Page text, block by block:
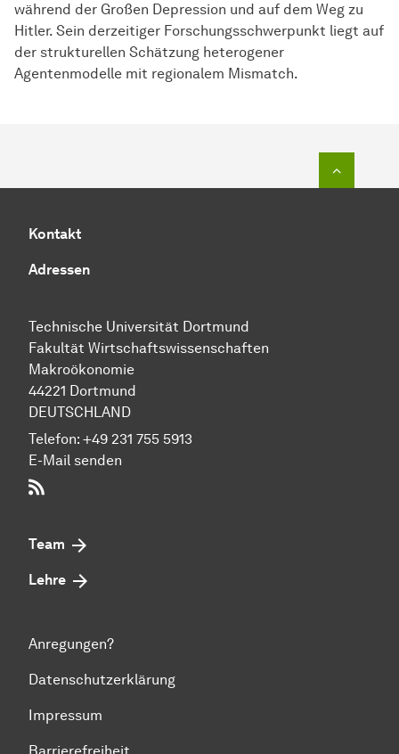
während der Großen Depression und auf dem Weg zu
Hitler. Sein derzeitiger Forschungsschwerpunkt liegt auf
der strukturellen Schätzung heterogener
Agentenmodelle mit regionalem Mismatch.
Kontakt
Adressen
Technische Uni­ver­si­tät Dort­mund
Fakultät Wirtschafts­wissen­schaften
Makroökonomie
44221 Dort­mund
DEUTSCHLAND
Telefon: +49 231 755 5913
E-Mail senden
Team
Lehre
Anregungen?
Datenschutzerklärung
Impressum